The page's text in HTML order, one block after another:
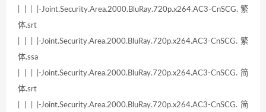
| | | |-Joint.Security.Area.2000.BluRay.720p.x264.AC3-CnSCG.繁
体.srt
| | | |-Joint.Security.Area.2000.BluRay.720p.x264.AC3-CnSCG.繁
体.ssa
| | | |-Joint.Security.Area.2000.BluRay.720p.x264.AC3-CnSCG.简
体.srt
| | | |-Joint.Security.Area.2000.BluRay.720p.x264.AC3-CnSCG.简